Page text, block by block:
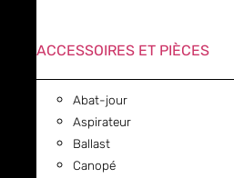
ACCESSOIRES ET PIÈCES
Abat-jour
Aspirateur
Ballast
Canopé